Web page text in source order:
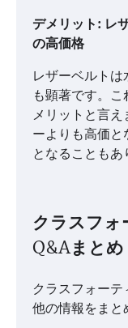
デメリット: レ
の高価格
レザーベルト
も顕著です。
メリットと言
ーよりも高価
となることもあ
クラスフォ
Q&Aまとめ
クラスフォー
他の情報をまと